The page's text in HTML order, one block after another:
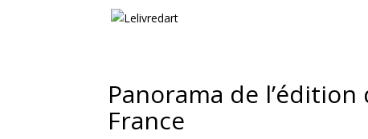
Panorama de
France